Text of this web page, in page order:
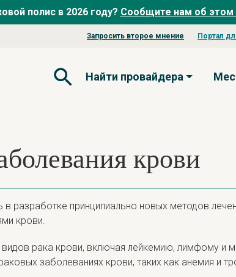
полис в 2026 году? Сообщите нам об этом
Запросить второе мнение Портал
Открытая форма поиска
Найти провайдера
крови
разработке принципиально новых методов
крови.
рака крови, включая лейкемию, лимфому и
заболеваниях крови, таких как анемия и